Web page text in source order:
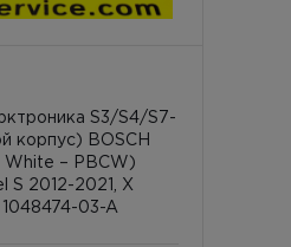
S3/S4/S7-
корпус) BOSCH
White – PBCW)
S 2012-2021, X
1048474-03-A